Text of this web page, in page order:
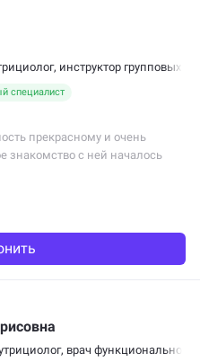
инструктор групповых
специалист
прекрасному и очень
знакомство с ней началось
техничного и красивого
врач функциональной